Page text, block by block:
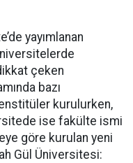
yayımlanan
çeken
bazı
kurulurken,
ise fakülte ismi
göre kurulan yeni
Gül Üniversitesi: